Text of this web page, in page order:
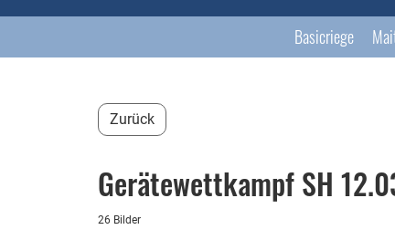
Basicriege
Zurück
Gerätewettkampf SH
26 Bilder